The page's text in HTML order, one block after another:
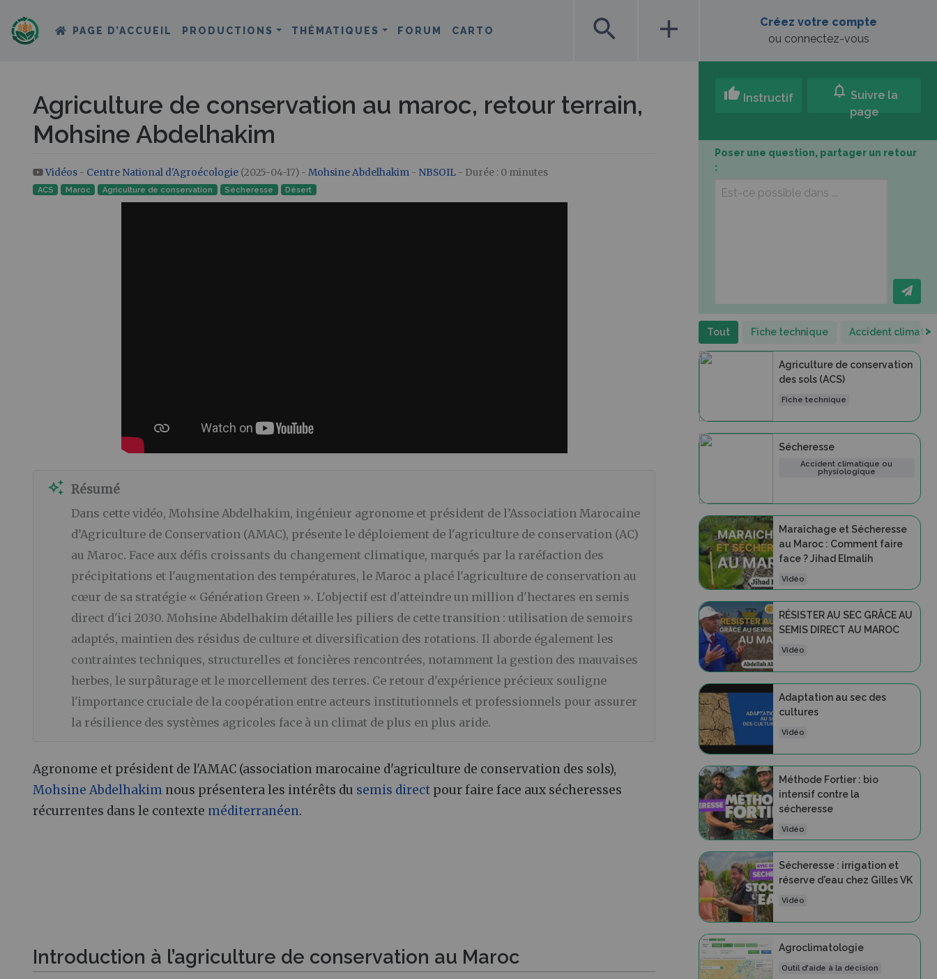
PAGE D’ACCUEIL PRODUCTIONS THÉMATIQUES FORUM CARTO search add
Créez votre compte
ou connectez-vous
Agriculture de conservation au maroc, retour terrain,
Mohsine Abdelhakim
Aller à :navigation,rechercher
Vidéos - Centre National d'Agroécologie (2025-04-17) - Mohsine Abdelhakim - NBSOIL - Durée : 0 minutes
ACS Maroc Agriculture de conservation Sécheresse Désert
auto_awesome Résumé
Dans cette vidéo, Mohsine Abdelhakim, ingénieur agronome et président de l’Association Marocaine
d’Agriculture de Conservation (AMAC), présente le déploiement de l'agriculture de conservation (AC)
au Maroc. Face aux défis croissants du changement climatique, marqués par la raréfaction des
précipitations et l'augmentation des températures, le Maroc a placé l'agriculture de conservation au
cœur de sa stratégie « Génération Green ». L'objectif est d'atteindre un million d'hectares en semis
direct d'ici 2030. Mohsine Abdelhakim détaille les piliers de cette transition : utilisation de semoirs
adaptés, maintien des résidus de culture et diversification des rotations. Il aborde également les
contraintes techniques, structurelles et foncières rencontrées, notamment la gestion des mauvaises
herbes, le surpâturage et le morcellement des terres. Ce retour d'expérience précieux souligne
l'importance cruciale de la coopération entre acteurs institutionnels et professionnels pour assurer
la résilience des systèmes agricoles face à un climat de plus en plus aride.
Agronome et président de l'AMAC (association marocaine d'agriculture de conservation des sols),
Mohsine Abdelhakim nous présentera les intérêts du semis direct pour faire face aux sécheresses
récurrentes dans le contexte méditerranéen.
Introduction à l’agriculture de conservation au Maroc
thumb_up Instructif notifications Suivre la
page
Poser une question, partager un retour
:
Tout Fiche technique Accident >
Agriculture de conservation
des sols (ACS)
Fiche technique
Sécheresse
Accident climatique ou
physiologique
Maraîchage et Sécheresse
au Maroc : Comment faire
face ? Jihad Elmalih
Vidéo
RÉSISTER AU SEC GRÂCE AU
SEMIS DIRECT AU MAROC
Vidéo
Adaptation au sec des
cultures
Vidéo
Méthode Fortier : bio
intensif contre la
sécheresse
Vidéo
Sécheresse : irrigation et
réserve d'eau chez Gilles VK
Vidéo
Agroclimatologie
Outil d'aide à la décision